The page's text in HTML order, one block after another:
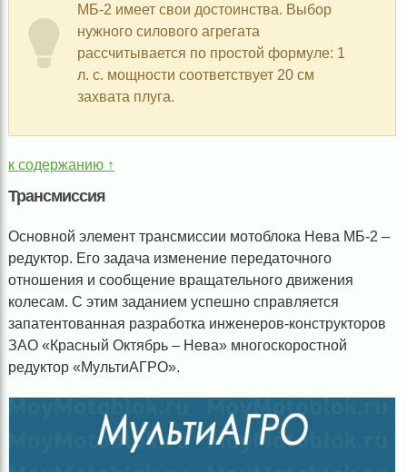
МБ-2 имеет свои достоинства. Выбор
нужного силового агрегата
рассчитывается по простой формуле: 1
л. с. мощности соответствует 20 см
захвата плуга.
к содержанию ↑
Трансмиссия
Основной элемент трансмиссии мотоблока Нева МБ-2 –
редуктор. Его задача изменение передаточного
отношения и сообщение вращательного движения
колесам. С этим заданием успешно справляется
запатентованная разработка инженеров-конструкторов
ЗАО «Красный Октябрь – Нева» многоскоростной
редуктор «МультиАГРО».